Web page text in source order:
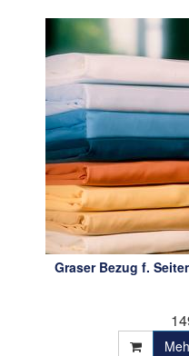
Graser Bezug f.